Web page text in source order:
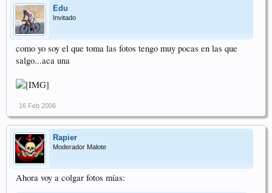
Edu
Invitado
como yo soy el que toma las fotos tengo muy pocas en las que
salgo...aca una
16 Feb 2006
Rapier
Moderador Malote
Ahora voy a colgar fotos mías: